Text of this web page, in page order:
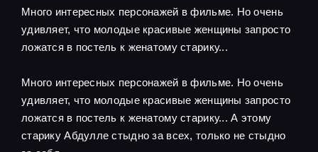
Много интересных персонажей в фильме. Но очень
удивляет, что молодые красивые женщины запросто
ложатся в постель к женатому старику...
Много интересных персонажей в фильме. Но очень
удивляет, что молодые красивые женщины запросто
ложатся в постель к женатому старику... А этому
старику Абдулле стыдно за всех, только не стыдно